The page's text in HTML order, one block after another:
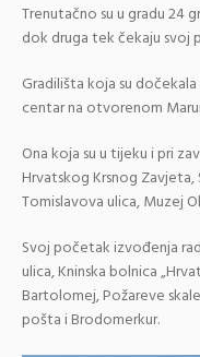
Trenutačno su u gradu 24
dok druga tek čekaju svoj
Gradilišta koja su
centar na otvorenom
Ona koja su u tijeku i pri
Hrvatskog Krsnog Zavjeta,
Tomislavova ulica, Muzej
Svoj početak izvođenja
ulica, Kninska bolnica
Bartolomej, Požareve
pošta i Brodomerkur.